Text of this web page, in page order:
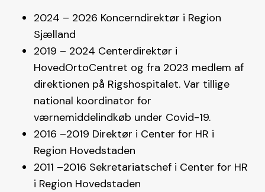
2024 – 2026 Koncerndirektør i Region
Sjælland
2019 – 2024 Centerdirektør i
HovedOrtoCentret og fra 2023 medlem af
direktionen på Rigshospitalet. Var tillige
national koordinator for
værnemiddelindkøb under Covid-19.
2016 –2019 Direktør i Center for HR i
Region Hovedstaden
2011 –2016 Sekretariatschef i Center for HR
i Region Hovedstaden